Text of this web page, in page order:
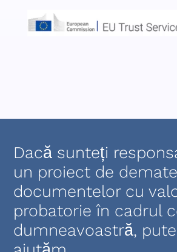
Dacă sunteți
un proiect de
documentelor cu
probatorie în cadrul
dumneavoastră,